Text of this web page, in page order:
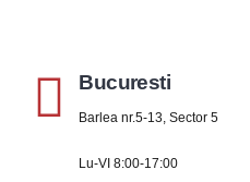
Bucuresti
Barlea nr.5-13, Sector 5
Lu-VI 8:00-17:00